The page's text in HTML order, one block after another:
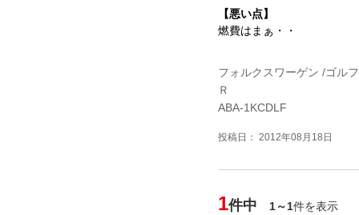
【悪い点】
燃費はまぁ・・
フォルクスワーゲン /ゴルフ
Ｒ
ABA-1KCDLF
投稿日： 2012年08月18日
1件中 1～1件を表示